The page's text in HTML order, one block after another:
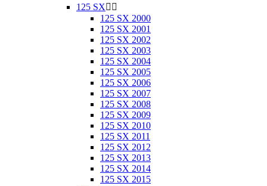
125 SX 
125 SX 2000
125 SX 2001
125 SX 2002
125 SX 2003
125 SX 2004
125 SX 2005
125 SX 2006
125 SX 2007
125 SX 2008
125 SX 2009
125 SX 2010
125 SX 2011
125 SX 2012
125 SX 2013
125 SX 2014
125 SX 2015